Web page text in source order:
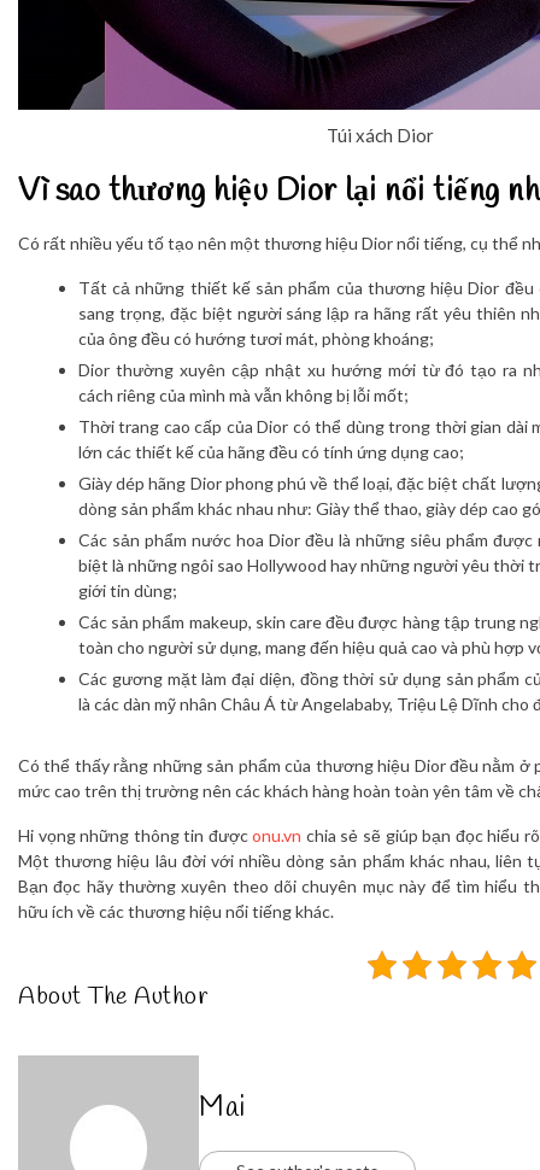
Túi xách Dior
Vì sao thương hiệu Dior lại nổi tiếng
Có rất nhiều yếu tố tạo nên một thương hiệu Dior nổi tiếng, cụ thể
Tất cả những thiết kế sản phẩm của thương hiệu Dior đều
sang trọng, đặc biệt người sáng lập ra hãng rất yêu thiên
của ông đều có hướng tươi mát, phòng khoáng;
Dior thường xuyên cập nhật xu hướng mới từ đó tạo ra
cách riêng của mình mà vẫn không bị lỗi mốt;
Thời trang cao cấp của Dior có thể dùng trong thời gian dài
lớn các thiết kế của hãng đều có tính ứng dụng cao;
Giày dép hãng Dior phong phú về thể loại, đặc biệt chất
dòng sản phẩm khác nhau như: Giày thể thao, giày dép cao
Các sản phẩm nước hoa Dior đều là những siêu phẩm
biệt là những ngôi sao Hollywood hay những người yêu thời
giới tin dùng;
Các sản phẩm makeup, skin care đều được hàng tập trung
toàn cho người sử dụng, mang đến hiệu quả cao và phù hợp
Các gương mặt làm đại diện, đồng thời sử dụng sản phẩm
là các dàn mỹ nhân Châu Á từ Angelababy, Triệu Lệ Dĩnh cho
Có thể thấy rằng những sản phẩm của thương hiệu Dior đều nằm ở
mức cao trên thị trường nên các khách hàng hoàn toàn yên tâm về
Hi vọng những thông tin đượconu.vn chia sẻ sẽ giúp bạn đọc hiểu
Một thương hiệu lâu đời với nhiều dòng sản phẩm khác nhau, liên
Bạn đọc hãy thường xuyên theo dõi chuyên mục này để tìm hiểu
hữu ích về các thương hiệu nổi tiếng khác.
About The Author
Mai